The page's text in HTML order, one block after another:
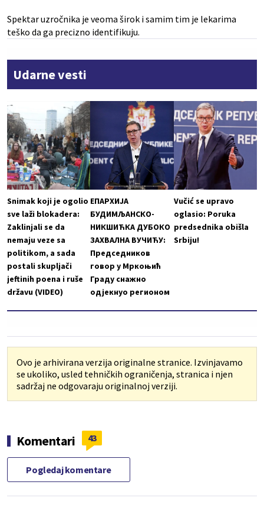
Spektar uzročnika je veoma širok i samim tim je lekarima
teško da ga precizno identifikuju.
Udarne vesti
Snimak koji je ogolio
sve laži blokadera:
Zaklinjali se da
nemaju veze sa
politikom, a sada
postali skupljači
jeftinih poena i ruše
državu (VIDEO)
ЕПАРХИЈА
БУДИМЉАНСКО-
НИКШИЋКА ДУБОКО
ЗАХВАЛНА ВУЧИЋУ:
Председников
говор у Мркоњић
Граду снажно
одјекнуо регионом
Vučić se upravo
oglasio: Poruka
predsednika obišla
Srbiju!
Ovo je arhivirana verzija originalne stranice. Izvinjavamo
se ukoliko, usled tehničkih ograničenja, stranica i njen
sadržaj ne odgovaraju originalnoj verziji.
Komentari 43
Pogledaj komentare